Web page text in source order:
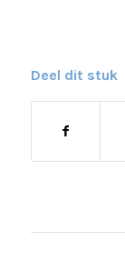
Deel dit stuk